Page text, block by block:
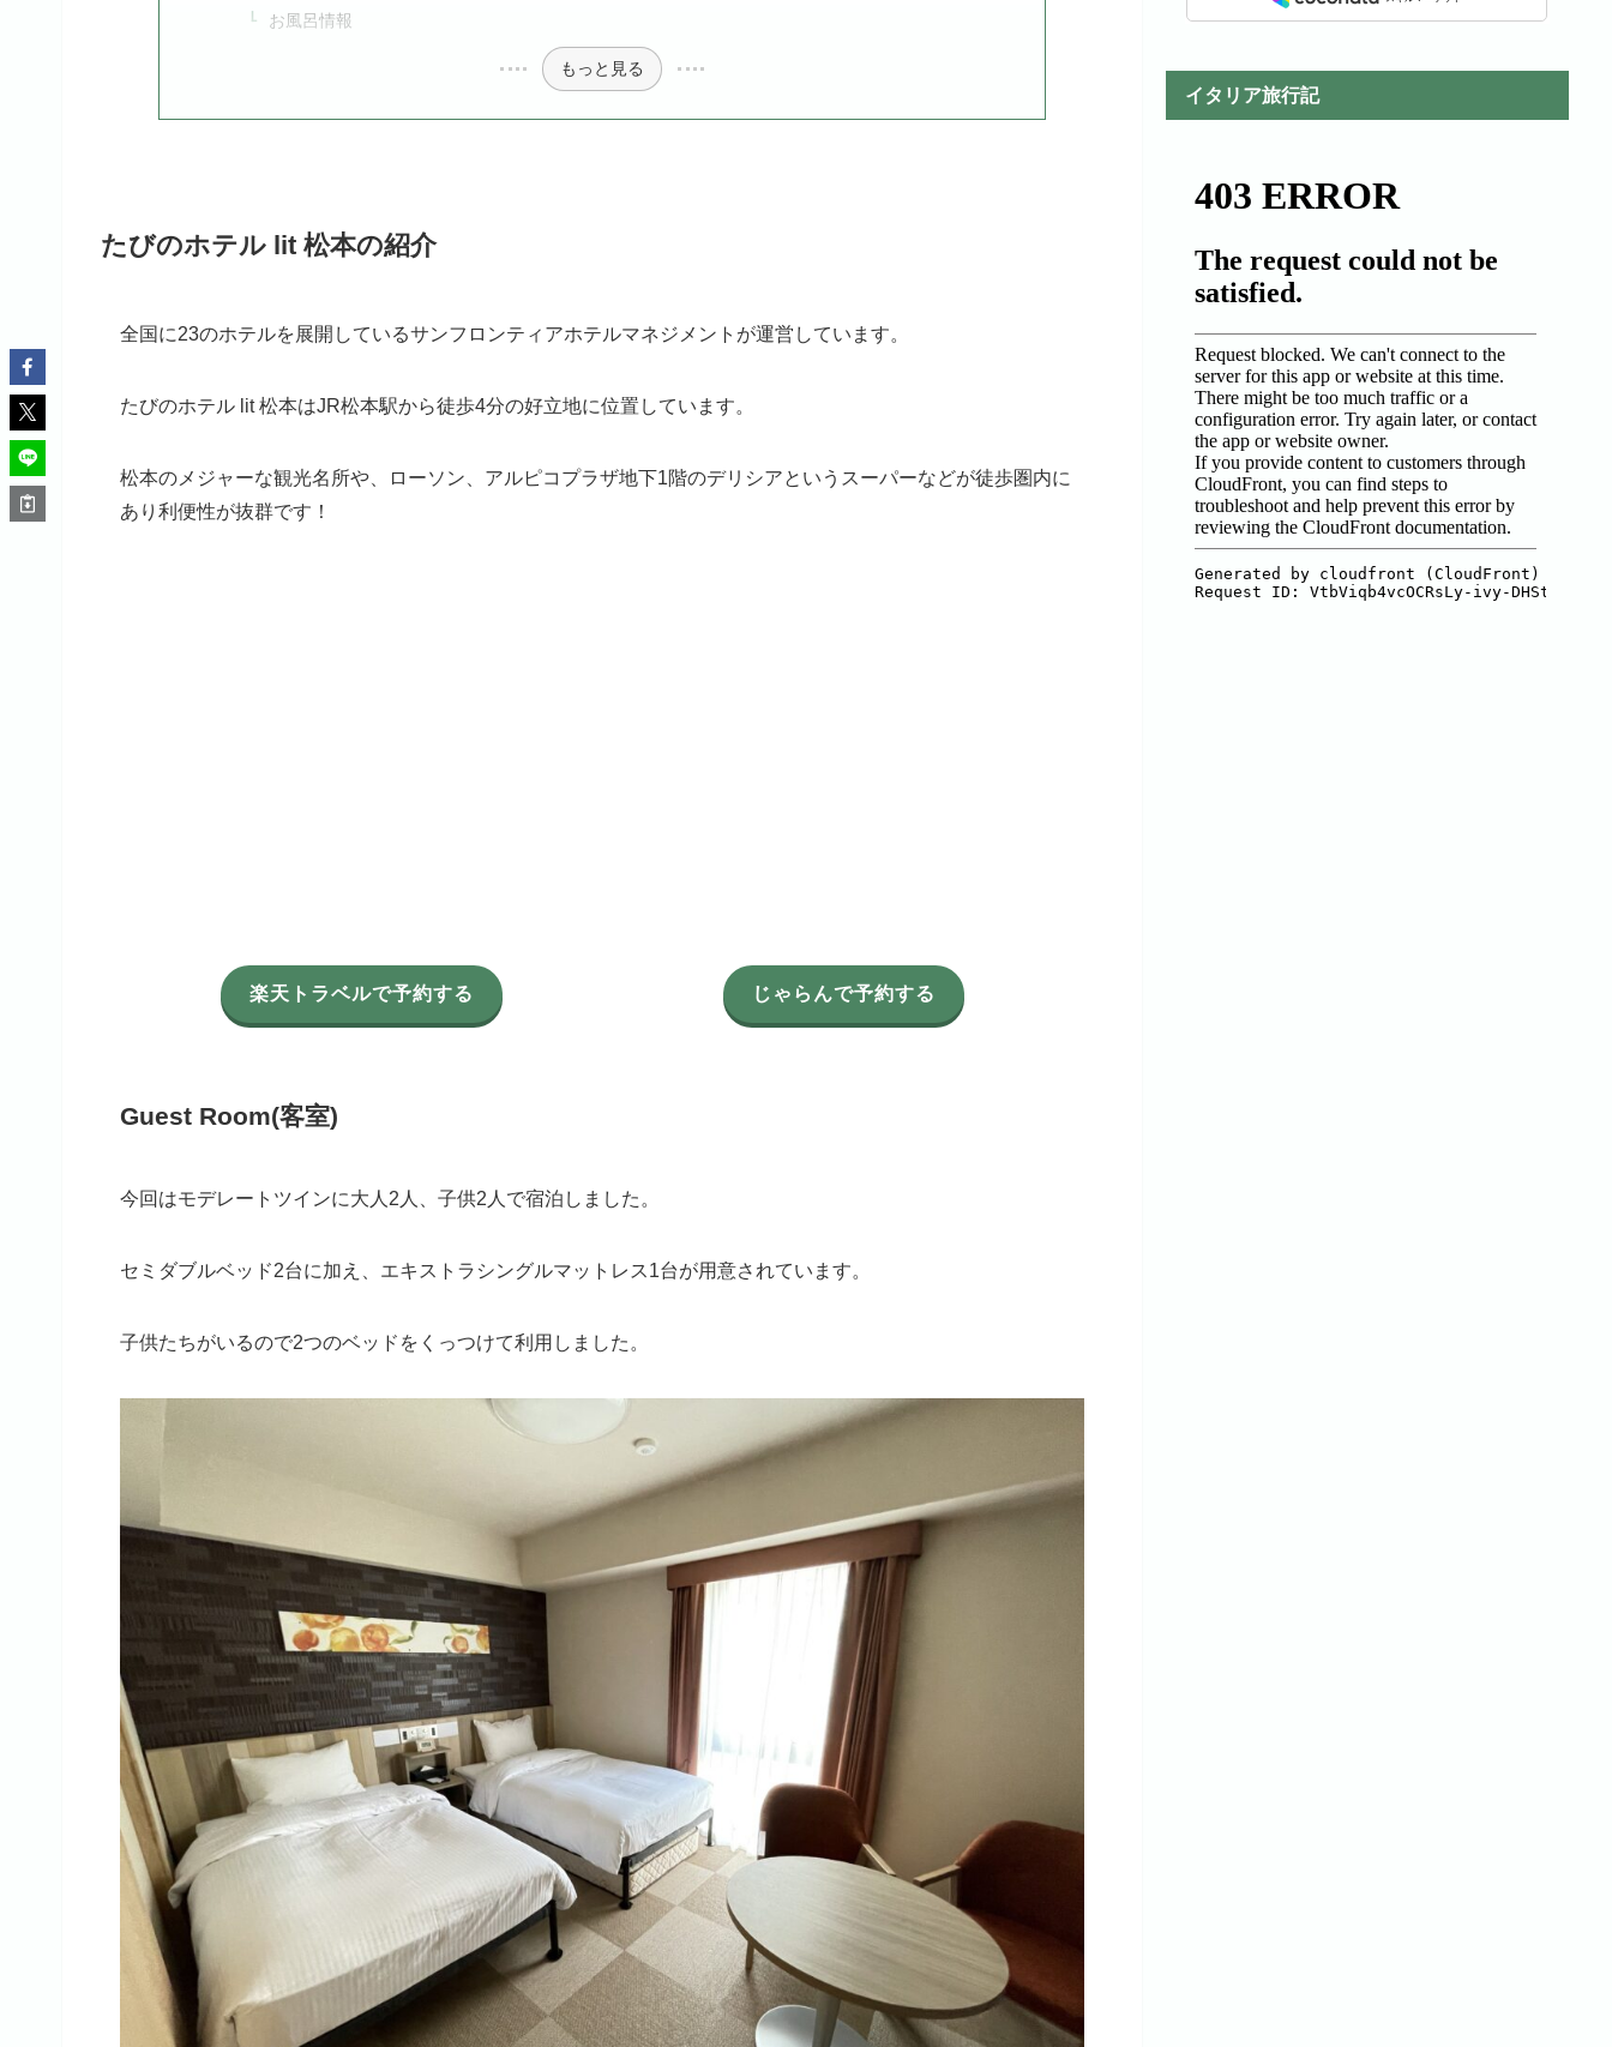
お風呂情報
もっと見る
たびのホテル lit 松本の紹介
全国に23のホテルを展開しているサンフロンティアホテルマネジメントが運営しています。
たびのホテル lit 松本はJR松本駅から徒歩4分の好立地に位置しています。
松本のメジャーな観光名所や、ローソン、アルピコプラザ地下1階のデリシアというスーパーなどが徒歩圏内に
あり利便性が抜群です！
楽天トラベルで予約する じゃらんで予約する
Guest Room(客室)
今回はモデレートツインに大人2人、子供2人で宿泊しました。
セミダブルベッド2台に加え、エキストラシングルマットレス1台が用意されています。
子供たちがいるので2つのベッドをくっつけて利用しました。
イタリア旅行記